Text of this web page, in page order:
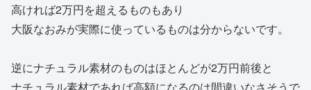
高ければ2万円を超えるものもあり
大阪なおみが実際に使っているものは分からないです。
逆にナチュラル素材のものはほとんどが2万円前後と